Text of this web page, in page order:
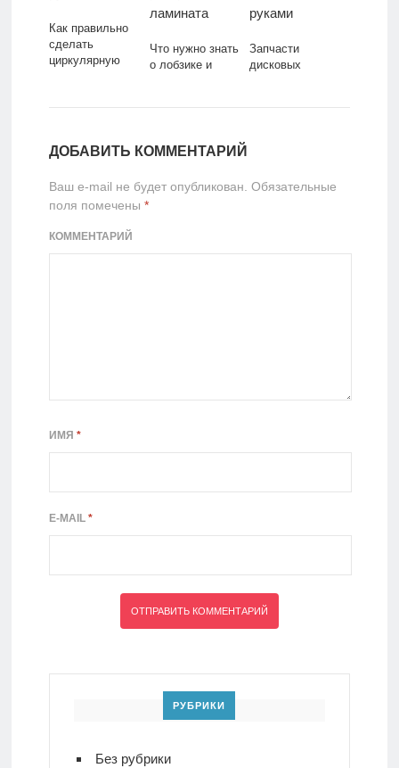
Как правильно
сделать
циркулярную
Что нужно знать
о лобзике и
раскроя
Запчасти
дисковых
своими руками
ДОБАВИТЬ КОММЕНТАРИЙ
Ваш e-mail не будет опубликован. Обязательные
поля помечены *
КОММЕНТАРИЙ
ИМЯ *
E-MAIL *
РУБРИКИ
Без рубрики